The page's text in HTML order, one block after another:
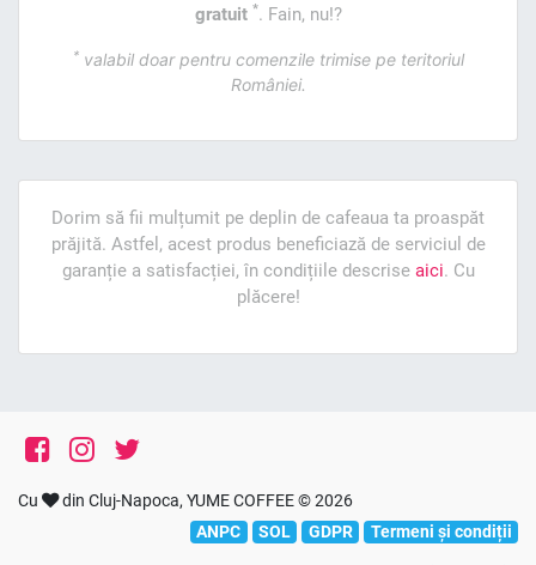
gratuit *. Fain, nu!?
*valabil doar pentru comenzile trimise pe teritoriul
României.
Dorim să fii mulțumit pe deplin de cafeaua ta proaspăt
prăjită. Astfel, acest produs beneficiază de serviciul de
garanție a satisfacției, în condițiile descrise aici. Cu
plăcere!
Cu din Cluj-Napoca, YUME COFFEE © 2026
ANPC SOL GDPR Termeni și condiții